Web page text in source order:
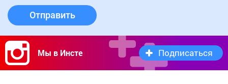
Отправить
Мы в Инсте Подписаться